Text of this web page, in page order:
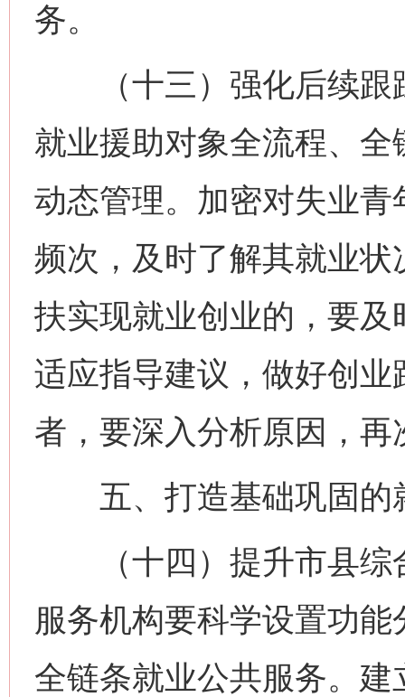
务。
（十三）强化后续跟
就业援助对象全流程、
动态管理。加密对失业
频次，及时了解其就业
扶实现就业创业的，要
适应指导建议，做好创
者，要深入分析原因，
五、打造基础巩固的
（十四）提升市县综
服务机构要科学设置功
全链条就业公共服务。